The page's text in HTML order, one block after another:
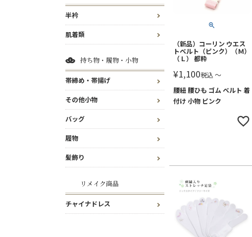
半衿
肌着類
持ち物・履物・小物
帯締め・帯揚げ
その他小物
バッグ
履物
髪飾り
リメイク商品
チャイナドレス
（新品）コーリン ウエス
トベルト（ピンク）（Ｍ）
（Ｌ） 都粋
¥1,100税込 〜
腰紐 腰ひも ゴム ベルト 着
付け 小物 ピンク